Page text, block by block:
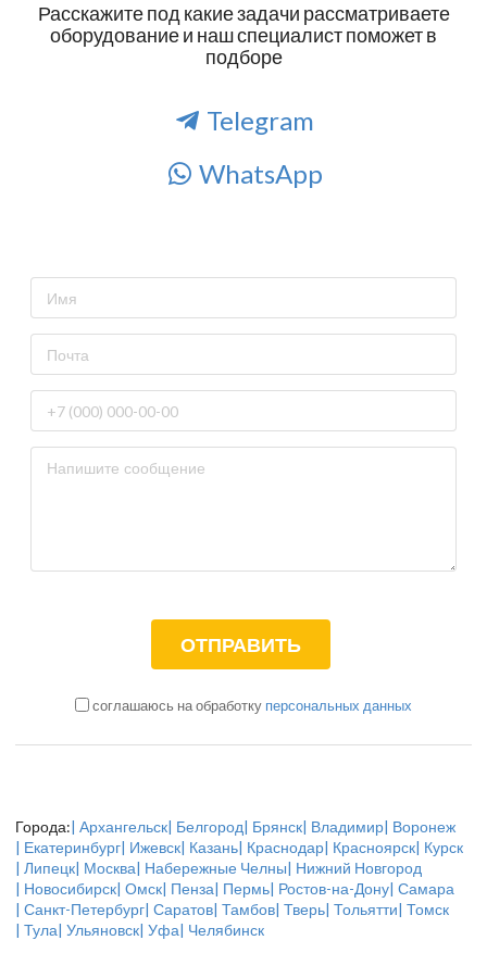
Расскажите под какие задачи рассматриваете
оборудование и наш специалист поможет в
подборе
Telegram
WhatsApp
соглашаюсь на обработку персональных данных
Города:| Архангельск| Белгород| Брянск| Владимир| Воронеж
| Екатеринбург| Ижевск| Казань| Краснодар| Красноярск| Курск
| Липецк| Москва| Набережные Челны| Нижний Новгород
| Новосибирск| Омск| Пенза| Пермь| Ростов-на-Дону| Самара
| Санкт-Петербург| Саратов| Тамбов| Тверь| Тольятти| Томск
| Тула| Ульяновск| Уфа| Челябинск